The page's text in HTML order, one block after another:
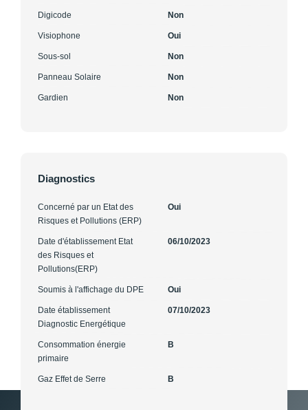
Digicode Non
Visiophone Oui
Sous-sol Non
Panneau Solaire Non
Gardien Non
Diagnostics
Concerné par un Etat des
Risques et Pollutions (ERP)
Oui
Date d'établissement Etat
des Risques et
Pollutions(ERP)
06/10/2023
Soumis à l'affichage du DPE Oui
Date établissement
Diagnostic Energétique
07/10/2023
Consommation énergie
primaire
B
Gaz Effet de Serre B